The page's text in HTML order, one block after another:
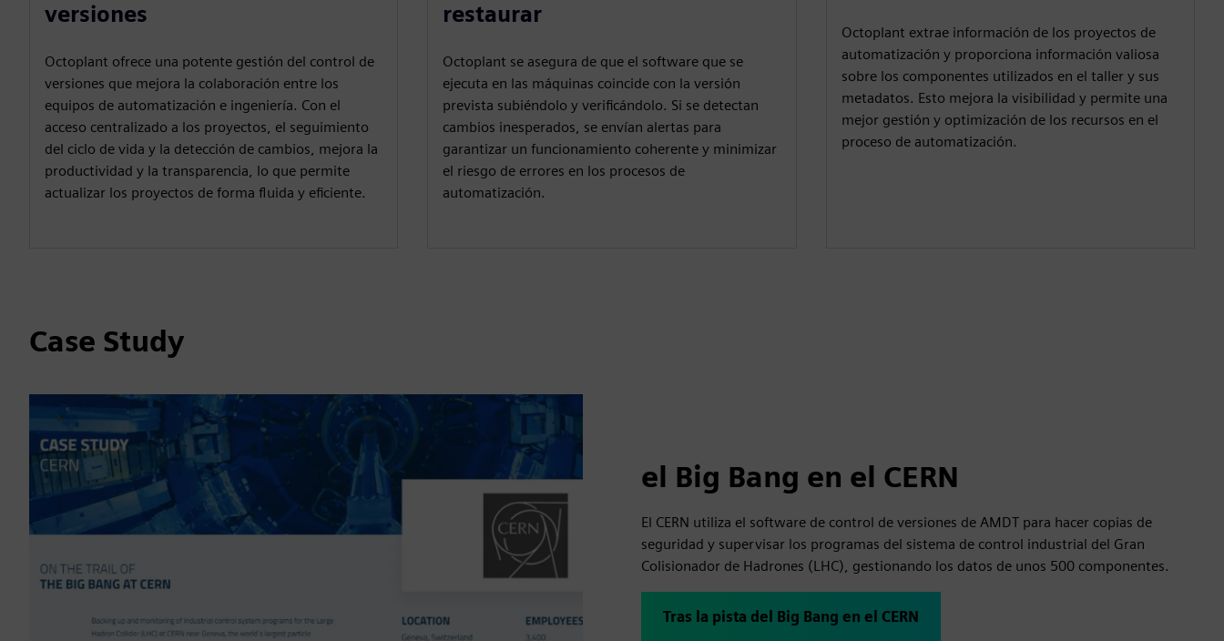
versiones
Octoplant ofrece una potente gestión del control de
versiones que mejora la colaboración entre los
equipos de automatización e ingeniería. Con el
acceso centralizado a los proyectos, el seguimiento
del ciclo de vida y la detección de cambios, mejora la
productividad y la transparencia, lo que permite
actualizar los proyectos de forma fluida y eficiente.
restaurar
Octoplant se asegura de que el software que se
ejecuta en las máquinas coincide con la versión
prevista subiéndolo y verificándolo. Si se detectan
cambios inesperados, se envían alertas para
garantizar un funcionamiento coherente y minimizar
el riesgo de errores en los procesos de
automatización.
Octoplant extrae información de los proyectos de
automatización y proporciona información valiosa
sobre los componentes utilizados en el taller y sus
metadatos. Esto mejora la visibilidad y permite una
mejor gestión y optimización de los recursos en el
proceso de automatización.
Case Study
el Big Bang en el CERN
El CERN utiliza el software de control de versiones de AMDT para hacer copias de
seguridad y supervisar los programas del sistema de control industrial del Gran
Colisionador de Hadrones (LHC), gestionando los datos de unos 500 componentes.
Tras la pista del Big Bang en el CERN